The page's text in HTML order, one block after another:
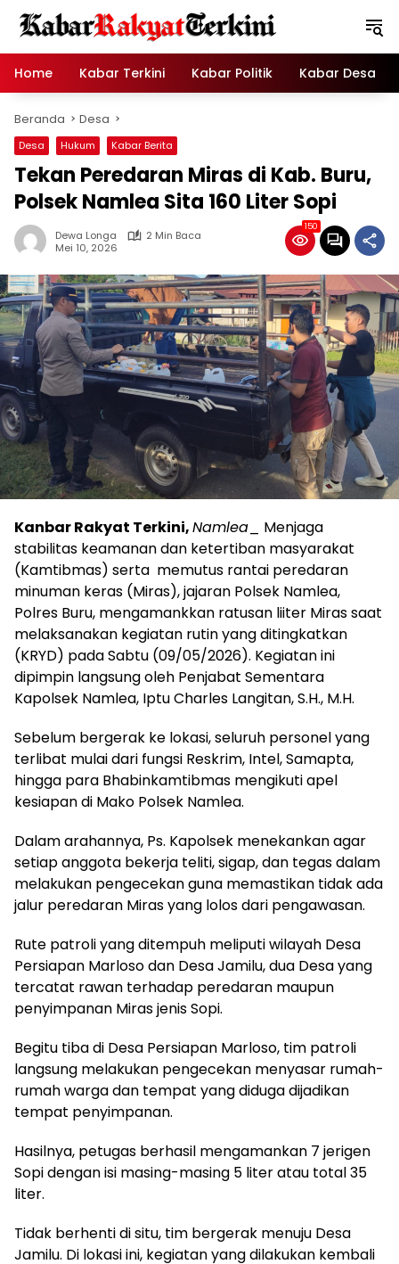
Home
Kabar Terkini Kabar Politik Kabar Desa
Beranda Desa
Desa Hukum Kabar Berita
Tekan Peredaran Miras di Kab. Buru,
Polsek Namlea Sita 160 Liter Sopi
Dewa Longa
2 Min Baca
Mei 10, 2026
150
Kanbar Rakyat Terkini,Namlea _ Menjaga
stabilitas keamanan dan ketertiban masyarakat
(Kamtibmas) serta memutus rantai peredaran
minuman keras (Miras), jajaran Polsek Namlea,
Polres Buru, mengamankkan ratusan liiter Miras saat
melaksanakan kegiatan rutin yang ditingkatkan
(KRYD) pada Sabtu (09/05/2026). Kegiatan ini
dipimpin langsung oleh Penjabat Sementara
Kapolsek Namlea, Iptu Charles Langitan, S.H., M.H.
Sebelum bergerak ke lokasi, seluruh personel yang
terlibat mulai dari fungsi Reskrim, Intel, Samapta,
hingga para Bhabinkamtibmas mengikuti apel
kesiapan di Mako Polsek Namlea.
Dalam arahannya, Ps. Kapolsek menekankan agar
setiap anggota bekerja teliti, sigap, dan tegas dalam
melakukan pengecekan guna memastikan tidak ada
jalur peredaran Miras yang lolos dari pengawasan.
Rute patroli yang ditempuh meliputi wilayah Desa
Persiapan Marloso dan Desa Jamilu, dua Desa yang
tercatat rawan terhadap peredaran maupun
penyimpanan Miras jenis Sopi.
Begitu tiba di Desa Persiapan Marloso, tim patroli
langsung melakukan pengecekan menyasar rumah-
rumah warga dan tempat yang diduga dijadikan
tempat penyimpanan.
Hasilnya, petugas berhasil mengamankan 7 jerigen
Sopi dengan isi masing-masing 5 liter atau total 35
liter.
Tidak berhenti di situ, tim bergerak menuju Desa
Jamilu. Di lokasi ini, kegiatan yang dilakukan kembali